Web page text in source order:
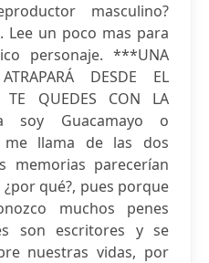
masculino?
Lee un poco mas para
personaje. ***UNA
DESDE EL
QUEDES CON LA
soy Guacamayo o
me llama de las dos
memorias parecerían
qué?, pues porque
muchos penes
son escritores y se
nuestras vidas, por